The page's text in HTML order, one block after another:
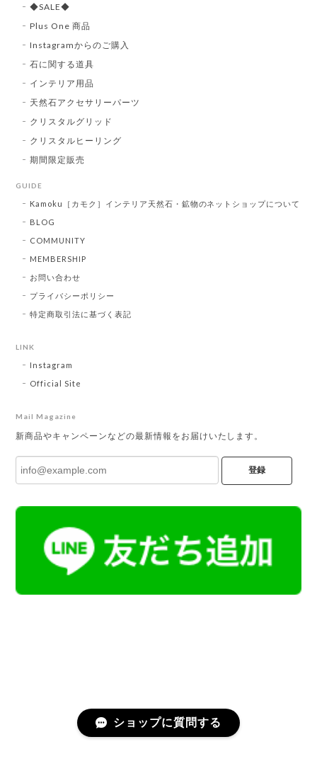
◆SALE◆
Plus One 商品
Instagramからのご購入
石に関する道具
インテリア用品
天然石アクセサリーパーツ
クリスタルグリッド
クリスタルヒーリング
期間限定販売
GUIDE
Kamoku［カモク］インテリア天然石・鉱物のネットショップについて
BLOG
COMMUNITY
MEMBERSHIP
お問い合わせ
プライバシーポリシー
特定商取引法に基づく表記
LINK
Instagram
Official Site
Mail Magazine
新商品やキャンペーンなどの最新情報をお届けいたします。
登録
ショップに質問する